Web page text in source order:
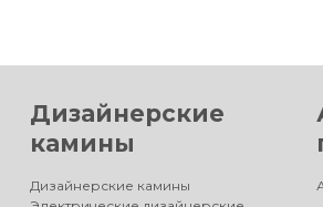
Дизайнерские
камины
Дизайнерские камины